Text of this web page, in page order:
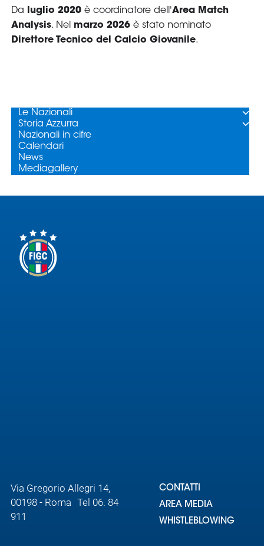
Via Gregorio Allegri 14,
00198 - Roma Tel 06. 84
911
CONTATTI
AREA MEDIA
WHISTLEBLOWING